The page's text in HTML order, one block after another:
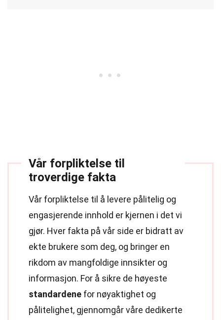
Vår forpliktelse til
troverdige fakta
Vår forpliktelse til å levere pålitelig og
engasjerende innhold er kjernen i det vi
gjør. Hver fakta på vår side er bidratt av
ekte brukere som deg, og bringer en
rikdom av mangfoldige innsikter og
informasjon. For å sikre de høyeste
standardene for nøyaktighet og
pålitelighet, gjennomgår våre dedikerte